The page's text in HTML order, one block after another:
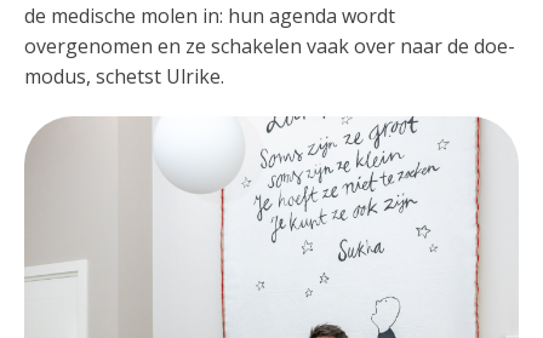
de medische molen in: hun agenda wordt
overgenomen en ze schakelen vaak over naar de doe-
modus, schetst Ulrike.